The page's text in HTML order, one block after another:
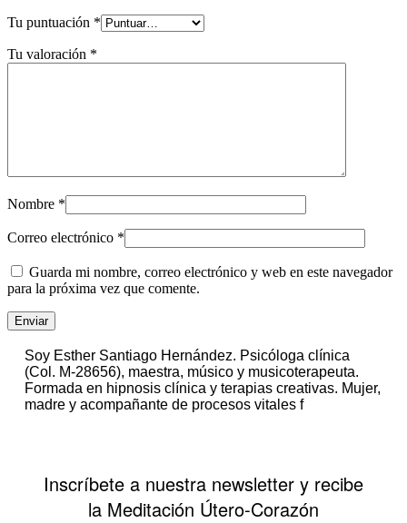
Tu puntuación *
Tu valoración *
Nombre *
Correo electrónico *
Guarda mi nombre, correo electrónico y web en este navegador
para la próxima vez que comente.
Soy Esther Santiago Hernández. Psicóloga clínica
(Col. M-28656), maestra, músico y musicoterapeuta.
Formada en hipnosis clínica y terapias creativas. Mujer,
madre y acompañante de procesos vitales f